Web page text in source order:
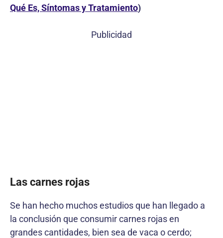
Qué Es, Síntomas y Tratamiento)
Publicidad
Las carnes rojas
Se han hecho muchos estudios que han llegado a
la conclusión que consumir carnes rojas en
grandes cantidades, bien sea de vaca o cerdo;